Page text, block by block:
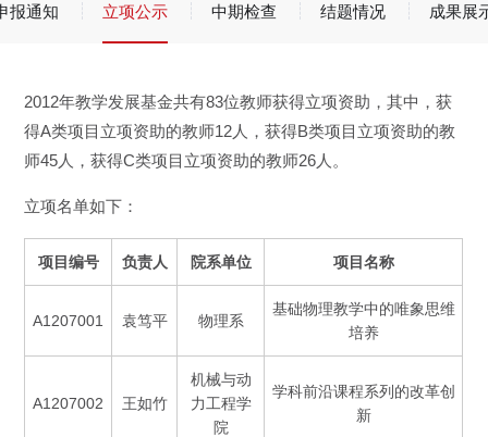
报通知 立项公示 中期检查 结题情况 成果展
2012年教学发展基金共有83位教师获得立项资助，其中，获
得A类项目立项资助的教师12人，获得B类项目立项资助的教
师45人，获得C类项目立项资助的教师26人。
立项名单如下：
项目编号 负责人 院系单位 项目名称
A1207001 袁笃平 物理系
基础物理教学中的唯象思维
培养
A1207002 王如竹
机械与动
力工程学
院
学科前沿课程系列的改革创
新